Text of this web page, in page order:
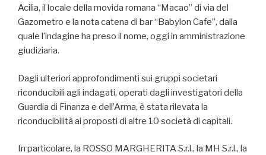
Acilia, il locale della movida romana “Macao” di via del
Gazometro e la nota catena di bar “Babylon Cafe”, dalla
quale l’indagine ha preso il nome, oggi in amministrazione
giudiziaria.
Dagli ulteriori approfondimenti sui gruppi societari
riconducibili agli indagati, operati dagli investigatori della
Guardia di Finanza e dell’Arma, è stata rilevata la
riconducibilità ai proposti di altre 10 società di capitali.
In particolare, la ROSSO MARGHERITA S.r.l., la MH S.r.l., la